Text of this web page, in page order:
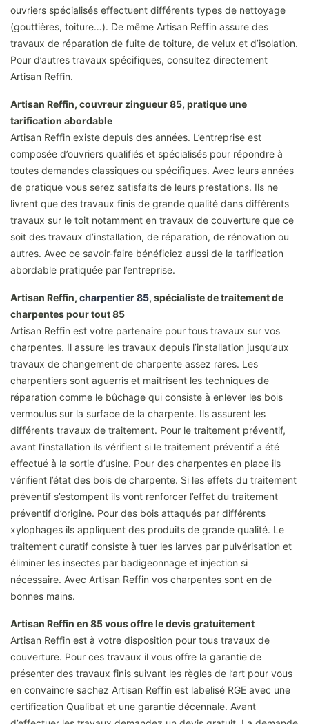
ouvriers spécialisés effectuent différents types de nettoyage
(gouttières, toiture…). De même Artisan Reffin assure des
travaux de réparation de fuite de toiture, de velux et d’isolation.
Pour d’autres travaux spécifiques, consultez directement
Artisan Reffin.
Artisan Reffin, couvreur zingueur 85, pratique une
tarification abordable
Artisan Reffin existe depuis des années. L’entreprise est
composée d’ouvriers qualifiés et spécialisés pour répondre à
toutes demandes classiques ou spécifiques. Avec leurs années
de pratique vous serez satisfaits de leurs prestations. Ils ne
livrent que des travaux finis de grande qualité dans différents
travaux sur le toit notamment en travaux de couverture que ce
soit des travaux d’installation, de réparation, de rénovation ou
autres. Avec ce savoir-faire bénéficiez aussi de la tarification
abordable pratiquée par l’entreprise.
Artisan Reffin, charpentier 85, spécialiste de traitement de
charpentes pour tout 85
Artisan Reffin est votre partenaire pour tous travaux sur vos
charpentes. Il assure les travaux depuis l’installation jusqu’aux
travaux de changement de charpente assez rares. Les
charpentiers sont aguerris et maitrisent les techniques de
réparation comme le bûchage qui consiste à enlever les bois
vermoulus sur la surface de la charpente. Ils assurent les
différents travaux de traitement. Pour le traitement préventif,
avant l’installation ils vérifient si le traitement préventif a été
effectué à la sortie d’usine. Pour des charpentes en place ils
vérifient l’état des bois de charpente. Si les effets du traitement
préventif s’estompent ils vont renforcer l’effet du traitement
préventif d’origine. Pour des bois attaqués par différents
xylophages ils appliquent des produits de grande qualité. Le
traitement curatif consiste à tuer les larves par pulvérisation et
éliminer les insectes par badigeonnage et injection si
nécessaire. Avec Artisan Reffin vos charpentes sont en de
bonnes mains.
Artisan Reffin en 85 vous offre le devis gratuitement
Artisan Reffin est à votre disposition pour tous travaux de
couverture. Pour ces travaux il vous offre la garantie de
présenter des travaux finis suivant les règles de l’art pour vous
en convaincre sachez Artisan Reffin est labelisé RGE avec une
certification Qualibat et une garantie décennale. Avant